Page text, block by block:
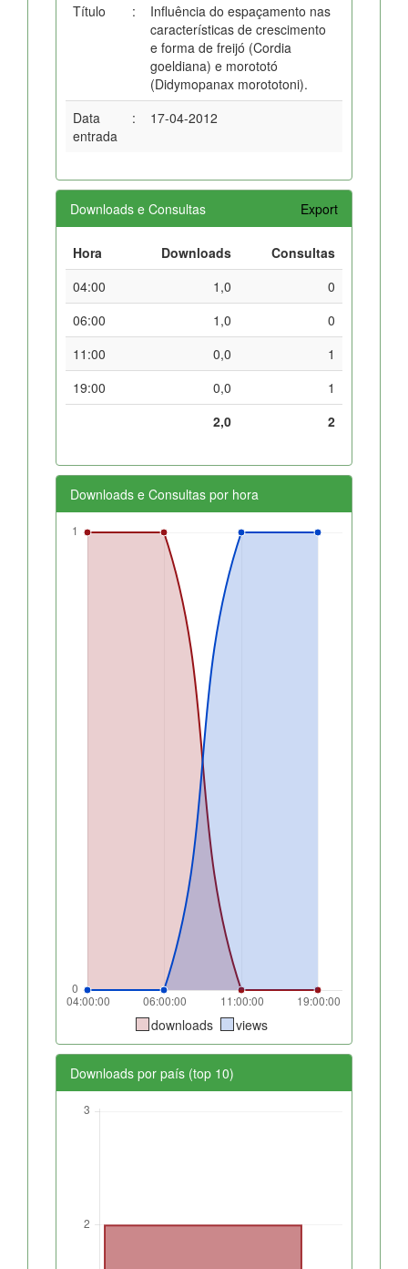
Título :
Influência do espaçamento nas
características de crescimento
e forma de freijó (Cordia
goeldiana) e morototó
(Didymopanax morototoni).
Data
entrada
: 17-04-2012
Downloads e Consultas Export
Hora Downloads
Consultas
04:00
1,0
0
06:00
1,0
0
11:00
0,0
1
19:00
0,0
1
2,0
2
Downloads e Consultas por hora
downloads views
Downloads por país (top 10)